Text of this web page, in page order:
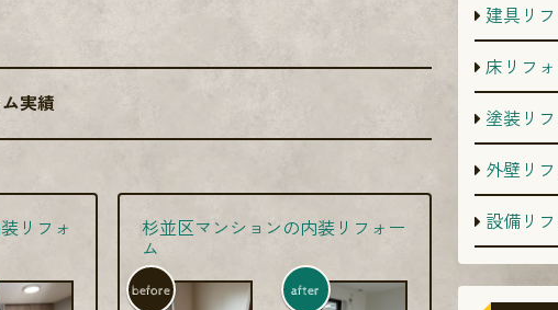
実績
リフォ 杉並区マンションの内装リフォー
ム
before after
建具リ
床リフ
塗装リ
外壁リ
設備リ